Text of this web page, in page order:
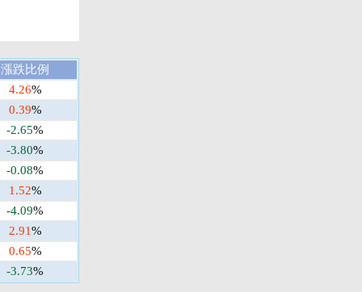
漲跌比例
4.26%
0.39%
-2.65%
-3.80%
-0.08%
1.52%
-4.09%
2.91%
0.65%
-3.73%